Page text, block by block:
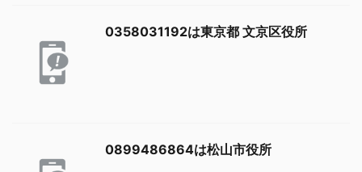
0358031192は東京都 文京区役所
0899486864は松山市役所